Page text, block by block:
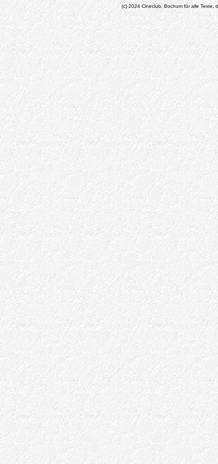
(c) 2024 Cineclub, Bochum für alle Texte,